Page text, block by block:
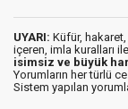
UYARI: Küfür,
içeren, imla kuralları
isimsiz ve büyük
Yorumların her türlü
Sistem yapılan